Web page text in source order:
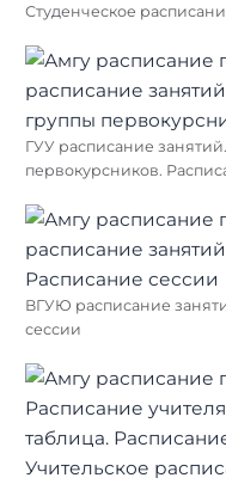
Студенческое
ГУУ расписание
первокурсников.
ВГУЮ расписание
сессии